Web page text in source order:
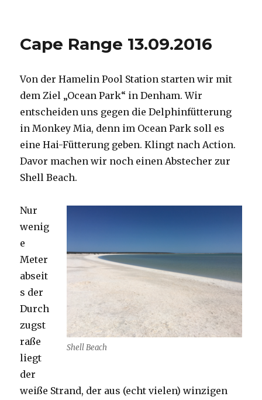
Cape Range 13.09.2016
Von der Hamelin Pool Station starten wir mit
dem Ziel „Ocean Park“ in Denham. Wir
entscheiden uns gegen die Delphinfütterung
in Monkey Mia, denn im Ocean Park soll es
eine Hai-Fütterung geben. Klingt nach Action.
Davor machen wir noch einen Abstecher zur
Shell Beach.
Shell Beach
Nur
wenig
e
Meter
abseit
s der
Durch
zugst
raße
liegt
der
weiße Strand, der aus (echt vielen) winzigen